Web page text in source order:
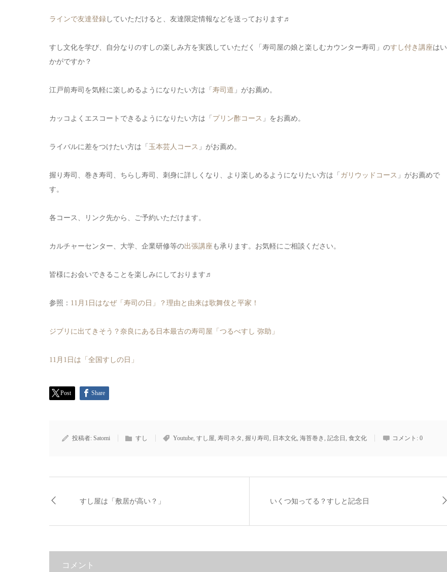
ラインで友達登録 していただけると、友達限定情報などを送っております♬
すし文化を学び、自分なりのすしの楽しみ方を実践していただく「寿司屋の娘と楽しむカウンター寿司」のすし付き講座はい
かがですか？
江戸前寿司を気軽に楽しめるようになりたい方は「 寿司道 」がお薦め。
カッコよくエスコートできるようになりたい方は「 プリン酢コース 」をお薦め。
ライバルに差をつけたい方は「 玉本芸人コース 」がお薦め。
握り寿司、巻き寿司、ちらし寿司、刺身に詳しくなり、より楽しめるようになりたい方は「 ガリウッドコース 」がお薦めで
す。
各コース、リンク先から、ご予約いただけます。
カルチャーセンター、大学、企業研修等の出張講座 も承ります。お気軽にご相談ください。
皆様にお会いできることを楽しみにしております♬
参照： 11月1日はなぜ「寿司の日」？理由と由来は歌舞伎と平家！
ジブリに出てきそう？奈良にある日本最古の寿司屋「つるべすし 弥助」
11月1日は「全国すしの日」
Post Share
投稿者: Satomi すし Youtube, すし屋, 寿司ネタ, 握り寿司 , 日本文化, 海苔巻き, 記念日 , 食文化 コメント: 0
すし屋は「敷居が高い？」 いくつ知ってる？すしと記念日
コメント